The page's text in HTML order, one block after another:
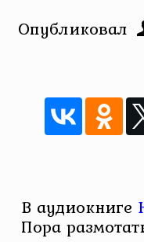
Опубликовал
В аудиокниге
Пора